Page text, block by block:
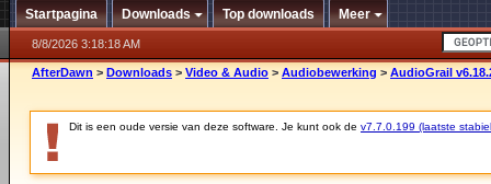
Startpagina Downloads Top downloads Meer
8/8/2026 3:18:18 AM
AfterDawn > Downloads > Video & Audio > Audiobewerking > AudioGrail
Dit is een oude versie van deze software. Je kunt ook de v7.7.0.199 (laatste